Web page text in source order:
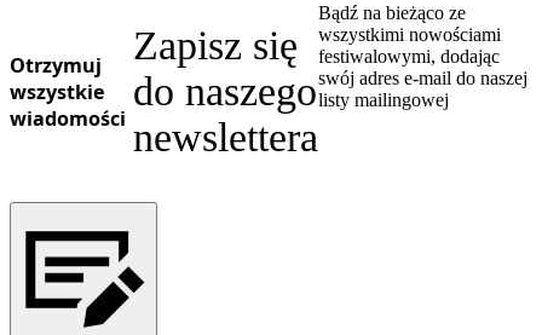
Otrzymuj
wszystkie
wiadomości
Zapisz się
do naszego
newslettera
Bądź na bieżąco ze
wszystkimi nowościami
festiwalowymi, dodając
swój adres e-mail do naszej
listy mailingowej